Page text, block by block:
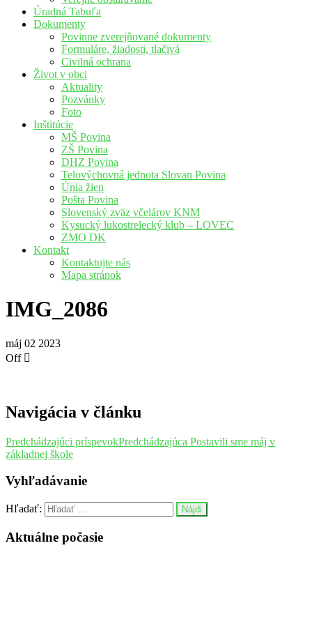
Úradná Tabuľa
Dokumenty
Povinne zverejňované dokumenty
Formuláre, žiadosti, tlačivá
Civilná ochrana
Život v obci
Aktuality
Pozvánky
Foto
Inštitúcie
MŠ Povina
ZŠ Povina
DHZ Povina
Telovýchovná jednota Slovan Povina
Únia žien
Pošta Povina
Slovenský zväz včelárov KNM
Kysucký lukostrelecký klub – LOVEC
ZMO DK
Kontakt
Kontaktujte nás
Mapa stránok
IMG_2086
máj 02 2023
Off
Navigácia v článku
Predchádzajúci príspevokPredchádzajúca Postavili sme máj v
základnej škole
Vyhľadávanie
Hľadať:
Aktuálne počasie